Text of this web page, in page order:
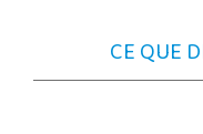
CE QUE